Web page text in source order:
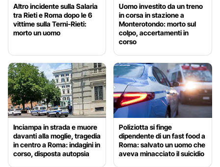
Altro incidente sulla Salaria
tra Rieti e Roma dopo le 6
vittime sulla Terni-Rieti:
morto un uomo
Uomo investito da un treno
in corsa in stazione a
Monterotondo: morto sul
colpo, accertamenti in
corso
Inciampa in strada e muore
davanti alla moglie, tragedia
in centro a Roma: indagini in
corso, disposta autopsia
Poliziotta si finge
dipendente di un fast food a
Roma: salvato un uomo che
aveva minacciato il suicidio